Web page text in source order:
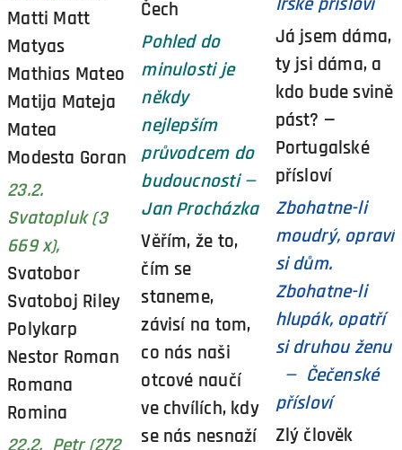
Matti Matt
Matyas
Mathias Mateo
Matija Mateja
Matea
Modesta Goran
23.2.
Svatopluk (3
669 x),
Svatobor
Svatoboj Riley
Polykarp
Nestor Roman
Romana
Romina
22.2. Petr (272
Čech
Pohled do
minulosti je
někdy
nejlepším
průvodcem do
budoucnosti —
Jan Procházka
Věřím, že to,
čím se
staneme,
závisí na tom,
co nás naši
otcové naučí
ve chvílích, kdy
se nás nesnaží
Já jsem dáma,
ty jsi dáma, a
kdo bude svině
pást? —
Portugalské
přísloví
Zbohatne-li
moudrý, opraví
si dům.
Zbohatne-li
hlupák, opatří
si druhou ženu
— Čečenské
přísloví
Zlý člověk